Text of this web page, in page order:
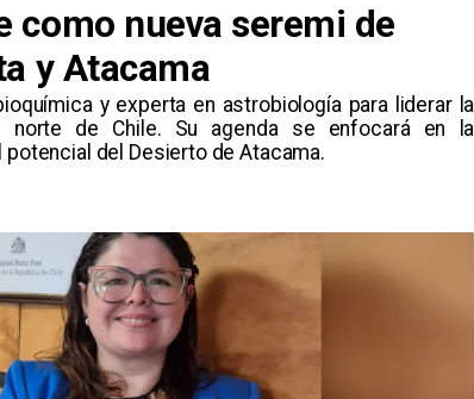
como nueva seremi de
y Atacama
y experta en astrobiología para liderar la
norte de Chile. Su agenda se enfocará en la
del Desierto de Atacama.